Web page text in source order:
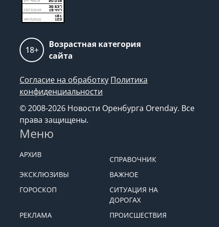
18+
Возрастная категория
сайта
Согласие на обработку Политика
конфиденциальности
© 2008-2026 Новости Оренбурга Orenday. Все
права защищены.
Меню
АРХИВ
СПРАВОЧНИК
ЭКСКЛЮЗИВЫ
ВАЖНОЕ
ГОРОСКОП
СИТУАЦИЯ НА
ДОРОГАХ
РЕКЛАМА
ПРОИСШЕСТВИЯ